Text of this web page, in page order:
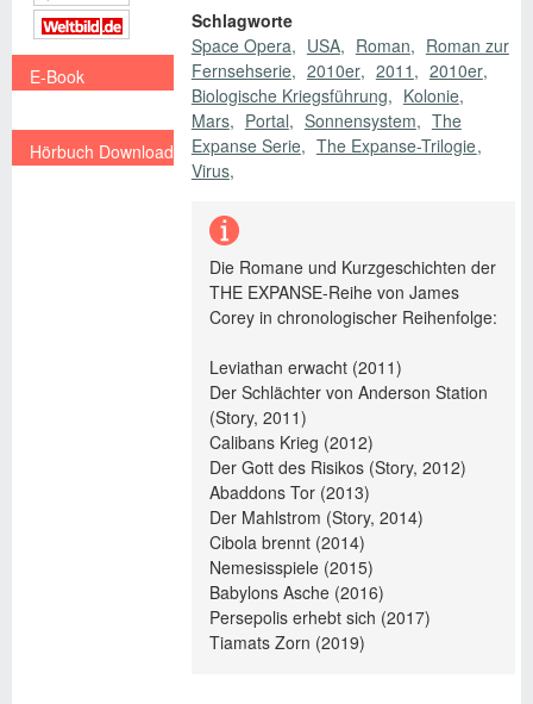
E-Book
Hörbuch Download
Schlagworte
Space Opera
USA Roman
Roman zur
Fernsehserie
2010er 2011
2010er
Biologische Kriegsführung
Kolonie
Mars
Portal Sonnensystem
The
Expanse Serie
The Expanse-Trilogie
Virus
Die Romane und Kurzgeschichten der
THE EXPANSE-Reihe von James
Corey in chronologischer Reihenfolge:
Leviathan erwacht (2011)
Der Schlächter von Anderson Station
(Story, 2011)
Calibans Krieg (2012)
Der Gott des Risikos (Story, 2012)
Abaddons Tor (2013)
Der Mahlstrom (Story, 2014)
Cibola brennt (2014)
Nemesisspiele (2015)
Babylons Asche (2016)
Persepolis erhebt sich (2017)
Tiamats Zorn (2019)